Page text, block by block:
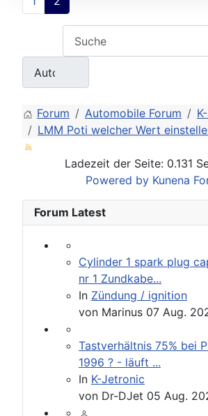
Forum Automobile Forum
LMM Poti welcher Wert
Ladezeit der Seite: 0.131
Powered by Kunena
Forum Latest
Cylinder 1 spark plug
nr 1 Zundkabe...
In Zündung / ignition
von Marinus 07 Aug.
Tastverhältnis 75% bei
1996 ? - läuft ...
In K-Jetronic
von Dr-DJet 05 Aug.